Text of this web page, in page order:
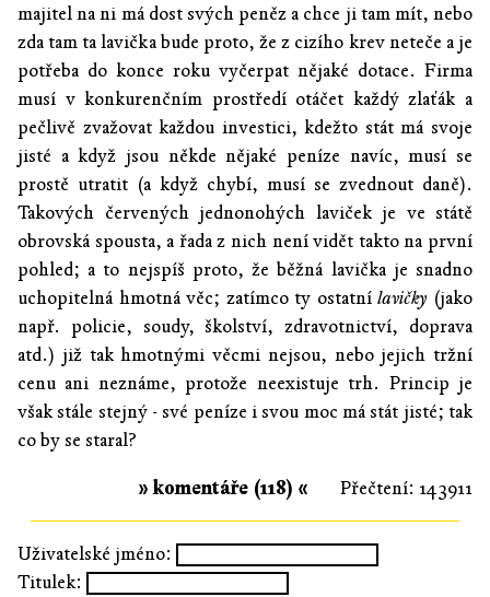
majitel na ni má dost svých peněz a chce ji tam mít, nebo
zda tam ta lavička bude proto, že z cizího krev neteče a je
potřeba do konce roku vyčerpat nějaké dotace. Firma
musí v konkurenčním prostředí otáčet každý zlaťák a
pečlivě zvažovat každou investici, kdežto stát má svoje
jisté a když jsou někde nějaké peníze navíc, musí se
prostě utratit (a když chybí, musí se zvednout daně).
Takových červených jednonohých laviček je ve státě
obrovská spousta, a řada z nich není vidět takto na první
pohled; a to nejspíš proto, že běžná lavička je snadno
uchopitelná hmotná věc; zatímco ty ostatnílavičky (jako
např. policie, soudy, školství, zdravotnictví, doprava
atd.) již tak hmotnými věcmi nejsou, nebo jejich tržní
cenu ani neznáme, protože neexistuje trh. Princip je
však stále stejný - své peníze i svou moc má stát jisté; tak
co by se staral?
Přečtení: 143911
» komentáře (118) «
Uživatelské jméno:
Titulek: